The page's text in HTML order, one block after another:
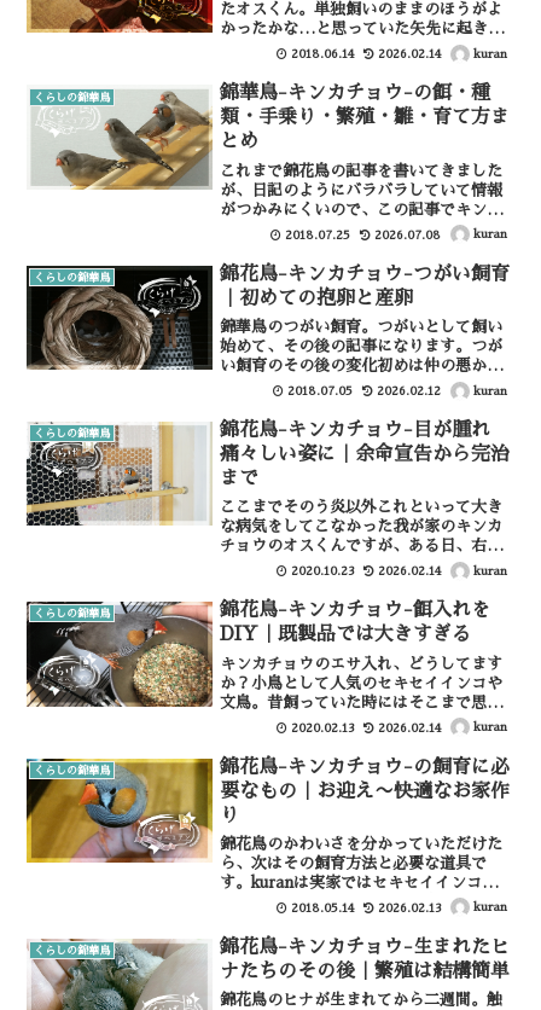
たオスくん。単独飼いのままのほうがよ
かったかな…と思っていた矢先に起きた
２羽の変化。何だか2羽の様子がおかしい
てお互いで暖をとる距離にまで接近して
います。 (adsby...
2018.06.14 2026.02.14 kuran
くらしの錦華鳥
錦華鳥-キンカチョウ-の餌・種
類・手乗り・繁殖・雛・育て方ま
とめ
これまで錦花鳥の記事を書いてきました
が、日記のようにバラバラしていて情報
がつかみにくいので、この記事でキンカ
チョウ情報をまとめたいと思います。ち
部分だけでも掻い摘んで見てください。
(adsbygoogle...
2018.07.25 2026.07.08 kuran
くらしの錦華鳥
錦花鳥-キンカチョウ-つがい飼育
｜初めての抱卵と産卵
錦華鳥のつがい飼育。つがいとして飼い
始めて、その後の記事になります。つが
い飼育のその後の変化初めは仲の悪かっ
た2羽が急に仲良くなったものの、オスく
んはゴミ糸くずやティッシュなどを集め
だしたり、メスくんは体を膨らませてじ
っとしていたりと変化が...
2018.07.05 2026.02.12 kuran
くらしの錦華鳥
錦花鳥-キンカチョウ-目が腫れ
痛々しい姿に｜余命宣告から完治
まで
ここまでそのう炎以外これといって大き
な病気をしてこなかった我が家のキンカ
チョウのオスくんですが、ある日、右目
に違和感が出てくるようになりました。
っちゃうんじゃないかというくらいにな
り、病院では「もう治りま...
2020.10.23 2026.02.14 kuran
くらしの錦華鳥
錦花鳥-キンカチョウ-餌入れを
DIY｜既製品では大きすぎる
キンカチョウのエサ入れ、どうしてます
か？小鳥として人気のセキセイインコや
文鳥。昔飼っていた時にはそこまで思わ
なかったのですが、キンカチョウを飼い
は、「キンカチョウちっちぇ〜」です。
そう、キンカチョウはインコ...
2020.02.13 2026.02.14 kuran
くらしの錦華鳥
錦花鳥-キンカチョウ-の飼育に必
要なもの｜お迎え〜快適なお家作
り
錦花鳥のかわいさを分かっていただけた
ら、次はその飼育方法と必要な道具で
す。kuranは実家ではセキセイインコの飼
育経験はありましたが、錦花鳥は今回で
し、長年飼育してきて自分なりの経験値
もついてきましたが、...
2018.05.14 2026.02.13 kuran
くらしの錦華鳥
錦花鳥-キンカチョウ-生まれたヒ
ナたちのその後｜繁殖は結構簡単
錦花鳥のヒナが生まれてから二週間。触